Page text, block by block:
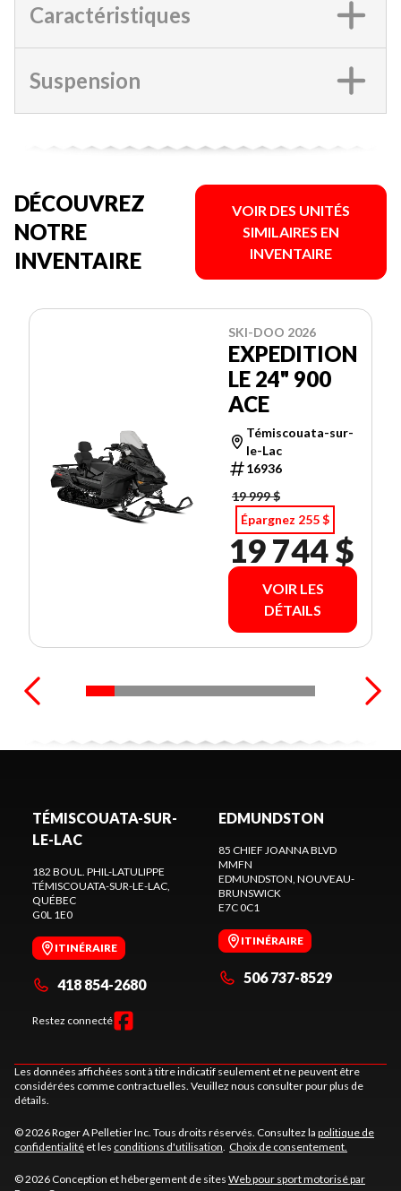
Caractéristiques
Suspension
DÉCOUVREZ
NOTRE
INVENTAIRE
VOIR DES UNITÉS
SIMILAIRES EN
INVENTAIRE
SKI-DOO 2026
EXPEDITION
LE 24" 900
ACE
Témiscouata-sur-
le-Lac
16936
19 999 $
Épargnez 255 $
19 744 $
VOIR LES
DÉTAILS
TÉMISCOUATA-SUR-
LE-LAC
182 BOUL. PHIL-LATULIPPE
TÉMISCOUATA-SUR-LE-LAC,
QUÉBEC
G0L 1E0
ITINÉRAIRE
418 854-2680
Restez connecté
EDMUNDSTON
85 CHIEF JOANNA BLVD
MMFN
EDMUNDSTON, NOUVEAU-
BRUNSWICK
E7C 0C1
ITINÉRAIRE
506 737-8529
Les données affichées sont à titre indicatif seulement et ne peuvent être
considérées comme contractuelles. Veuillez nous consulter pour plus de
détails.
© 2026 Roger A Pelletier Inc. Tous droits réservés. Consultez la politique de
confidentialité et les conditions d'utilisation. Choix de consentement.
© 2026 Conception et hébergement de sites Web pour sport motorisé par